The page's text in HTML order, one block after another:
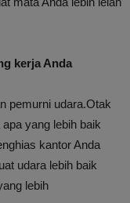
kerja Anda
pemurni udara.Otak
yang lebih baik
kantor Anda
udara lebih baik
lebih